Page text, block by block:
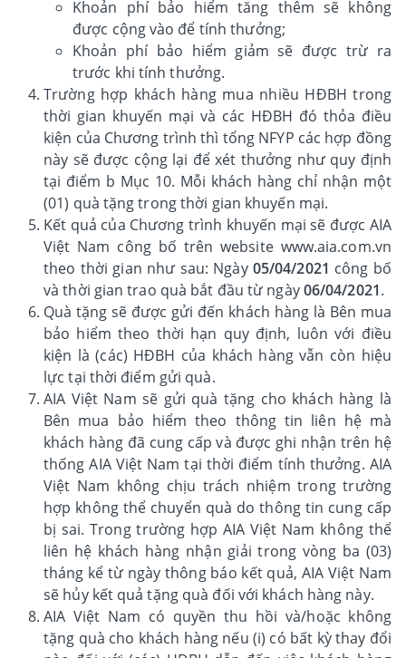
Khoản phí bảo hiểm tăng thêm sẽ không
được cộng vào để tính thưởng;
Khoản phí bảo hiểm giảm sẽ được trừ ra
trước khi tính thưởng.
Trường hợp khách hàng mua nhiều HĐBH trong
thời gian khuyến mại và các HĐBH đó thỏa điều
kiện của Chương trình thì tổng NFYP các hợp đồng
này sẽ được cộng lại để xét thưởng như quy định
tại điểm b Mục 10. Mỗi khách hàng chỉ nhận một
(01) quà tặng trong thời gian khuyến mại.
Kết quả của Chương trình khuyến mại sẽ được AIA
Việt Nam công bố trên website www.aia.com.vn
theo thời gian như sau: Ngày 05/04/2021 công bố
và thời gian trao quà bắt đầu từ ngày06/04/2021.
Quà tặng sẽ được gửi đến khách hàng là Bên mua
bảo hiểm theo thời hạn quy định, luôn với điều
kiện là (các) HĐBH của khách hàng vẫn còn hiệu
lực tại thời điểm gửi quà.
AIA Việt Nam sẽ gửi quà tặng cho khách hàng là
Bên mua bảo hiểm theo thông tin liên hệ mà
khách hàng đã cung cấp và được ghi nhận trên hệ
thống AIA Việt Nam tại thời điểm tính thưởng. AIA
Việt Nam không chịu trách nhiệm trong trường
hợp không thể chuyển quà do thông tin cung cấp
bị sai. Trong trường hợp AIA Việt Nam không thể
liên hệ khách hàng nhận giải trong vòng ba (03)
tháng kể từ ngày thông báo kết quả, AIA Việt Nam
sẽ hủy kết quả tặng quà đối với khách hàng này.
AIA Việt Nam có quyền thu hồi và/hoặc không
tặng quà cho khách hàng nếu (i) có bất kỳ thay đổi